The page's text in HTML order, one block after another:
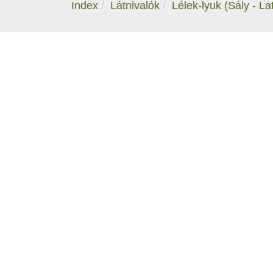
Index Látnivalók Lélek-lyuk (Sály -